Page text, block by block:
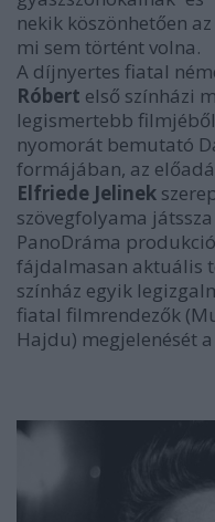
nekik köszönhetően
mi sem történt volna.
A díjnyertes fiatal
Róbert első színházi
legismertebb
nyomorát bemutató
formájában, az
Elfriede Jelinek
szövegfolyama
PanoDráma
fájdalmasan aktuális
színház egyik
fiatal filmrendezők
Hajdu) megjelenését